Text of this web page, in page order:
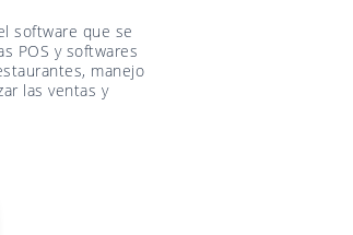
software que se
POS y softwares
manejo
las ventas y